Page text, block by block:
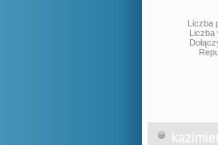
Liczba
Liczba